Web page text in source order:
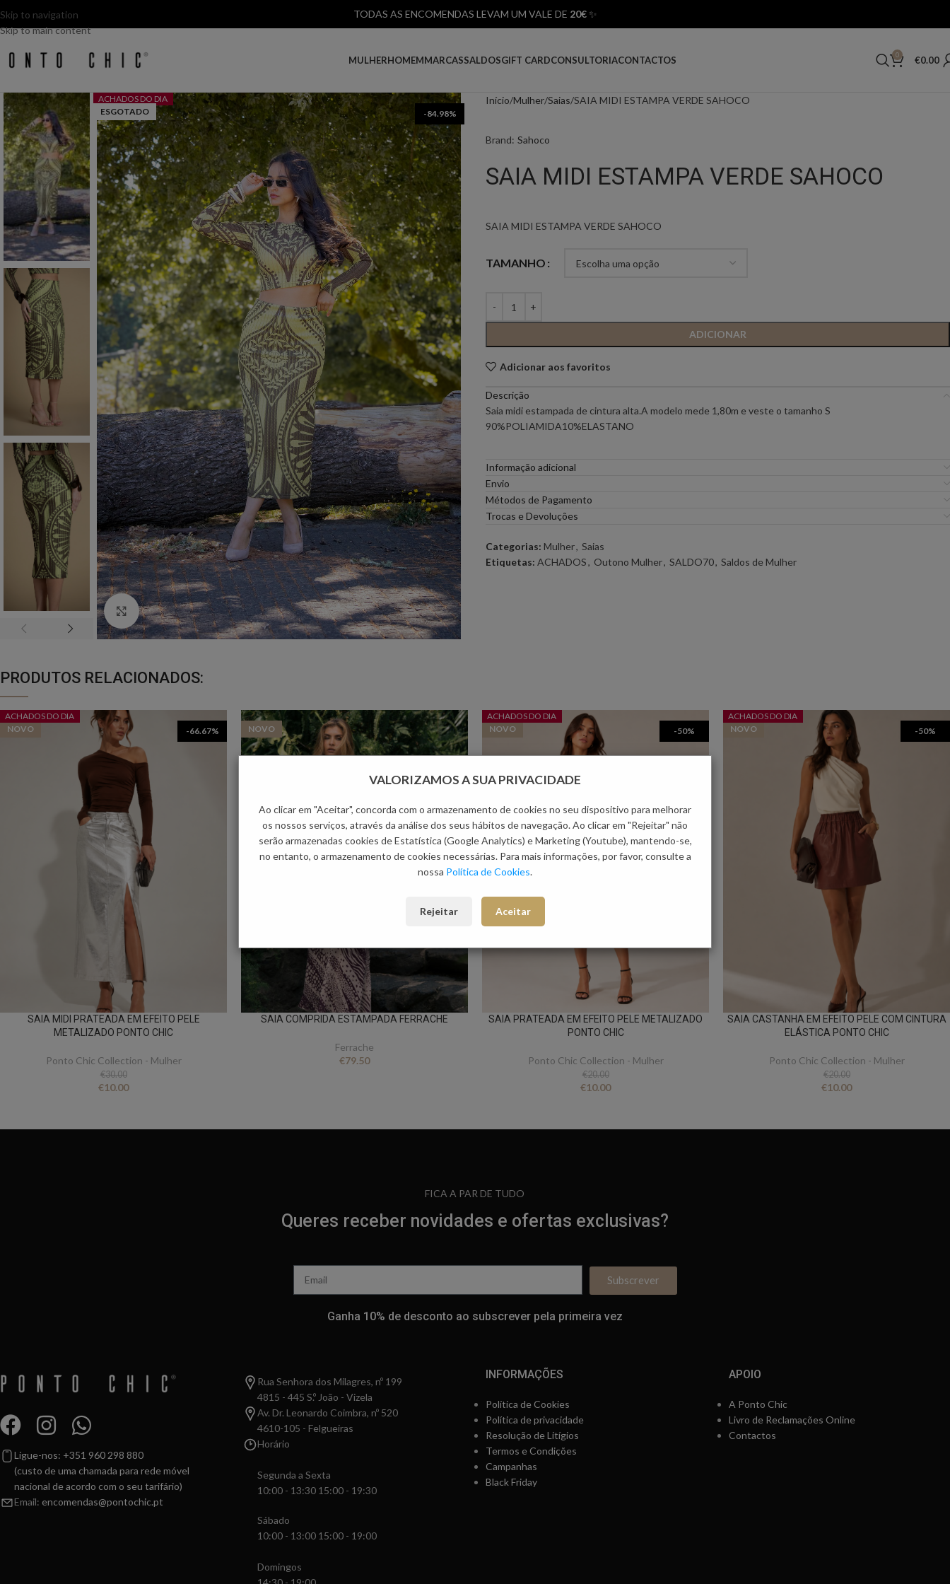
Skip to navigation
Skip to main content
TODAS AS ENCOMENDAS LEVAM UM VALE DE 20€✨
MULHERHOMEMMARCAS
PONTO CHIC COLLECTION –
MULHER
PONTO CHIC PREMIUM ANIYE BY
ELEH
GOA GOA
LOCOLUXO
SCOTCH & SODA SIMONA
RUGA
SALDOSGIFT CARDCONSULTORIACONTACTOS 0 €0.00
ESGOTADO -84.98%
ACHADOS DO DIA
Click to enlarge
Início Mulher Saias SAIA MIDI ESTAMPA VERDE SAHOCO
Brand: Sahoco
SAIA MIDI ESTAMPA VERDE SAHOCO
SAIA MIDI ESTAMPA VERDE SAHOCO
TAMANHO
ADICIONAR
Adicionar aos favoritos
Descrição
Saia midi estampada de cintura alta.A modelo mede 1,80m e veste o tamanho S
90%POLIAMIDA10%ELASTANO
Informação adicional
Envio
Métodos de Pagamento
Trocas e Devoluções
Categorias: Mulher, Saias
Etiquetas: ACHADOS, Outono Mulher, SALDO70, Saldos de Mulher
PRODUTOS RELACIONADOS:
NOVO -66.67%
ACHADOS DO DIA
SAIA MIDI PRATEADA EM EFEITO PELE
METALIZADO PONTO CHIC
Ponto Chic Collection - Mulher
€30.00
€10.00
NOVO
SAIA COMPRIDA ESTAMPADA FERRACHE
Ferrache
€79.50
NOVO -50%
ACHADOS DO DIA
SAIA PRATEADA EM EFEITO PELE METALIZADO
PONTO CHIC
Ponto Chic Collection - Mulher
€20.00
€10.00
NOVO -50%
ACHADOS DO DIA
SAIA CASTANHA EM EFEITO PELE COM CINTURA
ELÁSTICA PONTO CHIC
Ponto Chic Collection - Mulher
€20.00
€10.00
FICA A PAR DE TUDO
Queres receber novidades e ofertas exclusivas?
Subscrever
Ganha 10% de desconto ao subscrever pela primeira vez
Ligue-nos: +351 960 298 880
(custo de uma chamada para rede móvel
nacional de acordo com o seu tarifário)
Email: encomendas@pontochic.pt
Rua Senhora dos Milagres, nº 199
4815 - 445 S.º João - Vizela
Av. Dr. Leonardo Coimbra, nº 520
4610-105 - Felgueiras
Horário
Segunda a Sexta
10:00 - 13:30 15:00 - 19:30
Sábado
10:00 - 13:00 15:00 - 19:00
Domingos
INFORMAÇÕES
Política de Cookies
Política de privacidade
Resolução de Litígios
Termos e Condições
Campanhas
Black Friday
APOIO
A Ponto Chic
Livro de Reclamações Online
Contactos
VALORIZAMOS A SUA PRIVACIDADE
Ao clicar em "Aceitar", concorda com o armazenamento de cookies no seu dispositivo para melhorar
os nossos serviços, através da análise dos seus hábitos de navegação. Ao clicar em "Rejeitar" não
serão armazenadas cookies de Estatística (Google Analytics) e Marketing (Youtube), mantendo-se,
no entanto, o armazenamento de cookies necessárias. Para mais informações, por favor, consulte a
nossa Política de Cookies.
Rejeitar Aceitar